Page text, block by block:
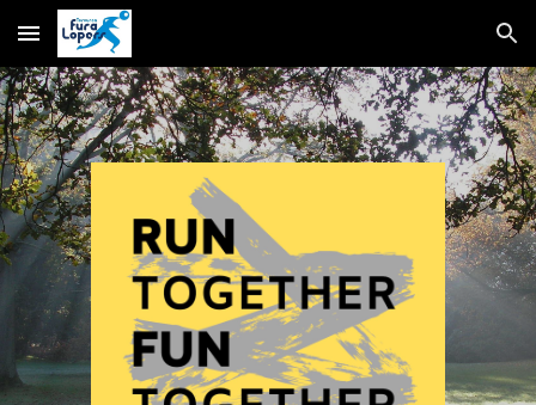
Skip to main content Skip to navigation